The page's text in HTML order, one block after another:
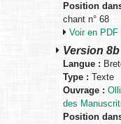
Position
chant n° 68
Voir en PDF
Version
Langue :
Type : Texte
Ouvrage :
des
Position